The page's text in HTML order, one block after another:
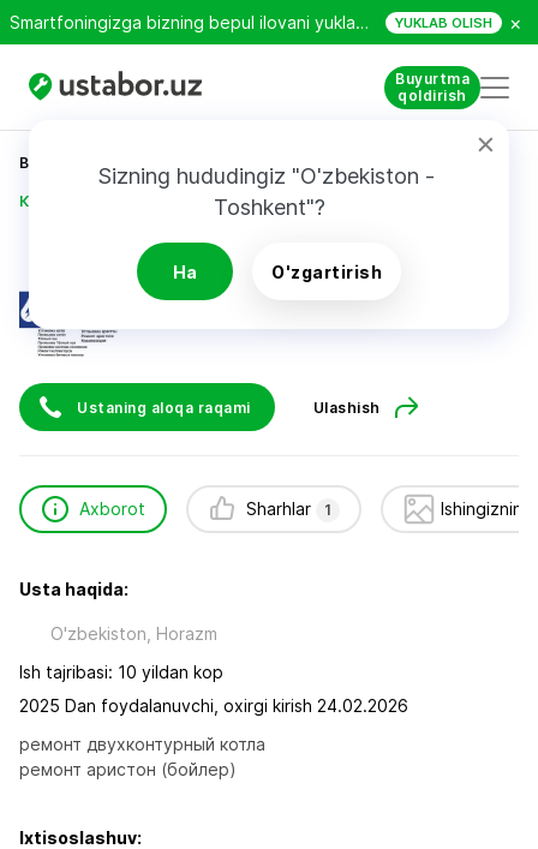
Smartfoningizga bizning bepul ilovani yuklab oling! YUKLAB OLISH ×
Buyurtma
qoldirish
Sizning hududingiz "O'zbekiston -
Toshkent"?
Ha O'zgartirish
Bosh sahifa
Курëзов Сирож ( Шурик )
1sharh
Ustaning aloqa raqami Ulashish
Axborot Sharhlar 1
Usta haqida:
O'zbekiston, Horazm
Ish tajribasi: 10 yildan kop
2025 Dan foydalanuvchi, oxirgi kirish 24.02.2026
ремонт двухконтурный котла
ремонт аристон (бойлер)
Ixtisoslashuv: